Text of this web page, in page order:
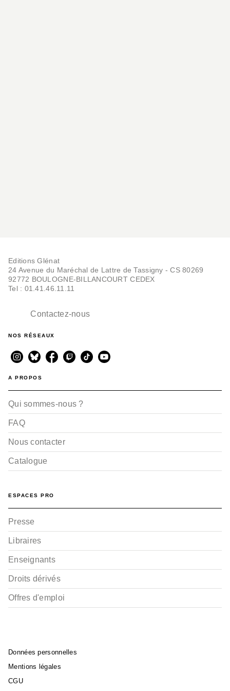
Numa Sadoul
François Ayroles
04/11/2026
BD DOCUMENTAIRE ET BIOGRAPHIE
Franquin et moi
Numa Sadoul
Christelle Pissavy-Yvernault
Dessinateurs de presse
Editions Glénat
24 Avenue du Maréchal de Lattre de Tassigny - CS 80269
92772 BOULOGNE-BILLANCOURT CEDEX
Tel : 01.41.46.11.11
Contactez-nous
NOS RÉSEAUX
A PROPOS
Qui sommes-nous ?
FAQ
Nous contacter
Catalogue
ESPACES PRO
Presse
Libraires
Enseignants
Droits dérivés
Offres d'emploi
Données personnelles
Mentions légales
CGU